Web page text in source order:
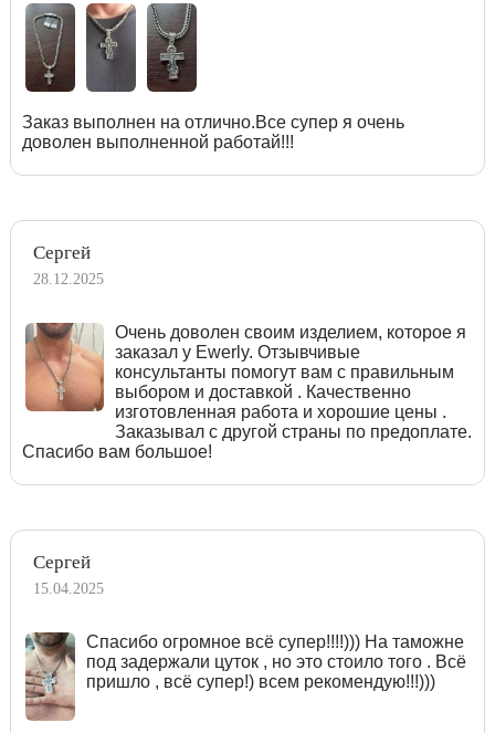
Заказ выполнен на отлично.Все супер я очень
доволен выполненной работай!!!
Сергей
28.12.2025
Очень доволен своим изделием, которое я
заказал у Ewerly. Отзывчивые
консультанты помогут вам с правильным
выбором и доставкой . Качественно
изготовленная работа и хорошие цены .
Заказывал с другой страны по предоплате.
Спасибо вам большое!
Сергей
15.04.2025
Спасибо огромное всё супер!!!!))) На таможне
под задержали цуток , но это стоило того . Всё
пришло , всё супер!) всем рекомендую!!!)))